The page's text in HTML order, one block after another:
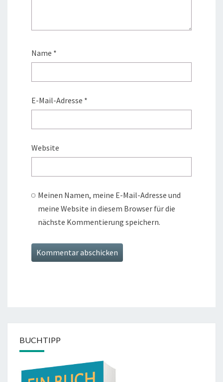
Name *
E-Mail-Adresse *
Website
Meinen Namen, meine E-Mail-Adresse und
meine Website in diesem Browser für die
nächste Kommentierung speichern.
BUCHTIPP